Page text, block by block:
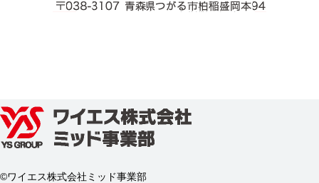
©ワイエス株式会社ミッド事業部